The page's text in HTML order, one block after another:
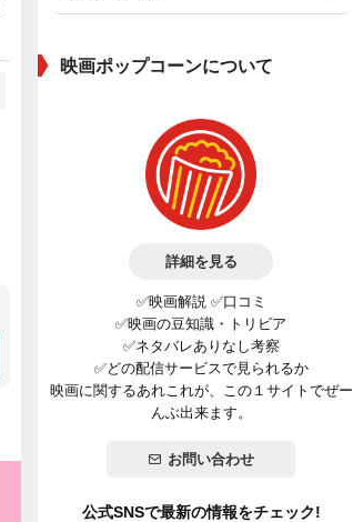
映画ポップコーンについて
詳細を見る
✅映画解説 ✅口コミ
✅映画の豆知識・トリビア
✅ネタバレありなし考察
✅どの配信サービスで見られるか
映画に関するあれこれが、この１サイトでぜー
んぶ出来ます。
お問い合わせ
公式SNSで最新の情報をチェック!